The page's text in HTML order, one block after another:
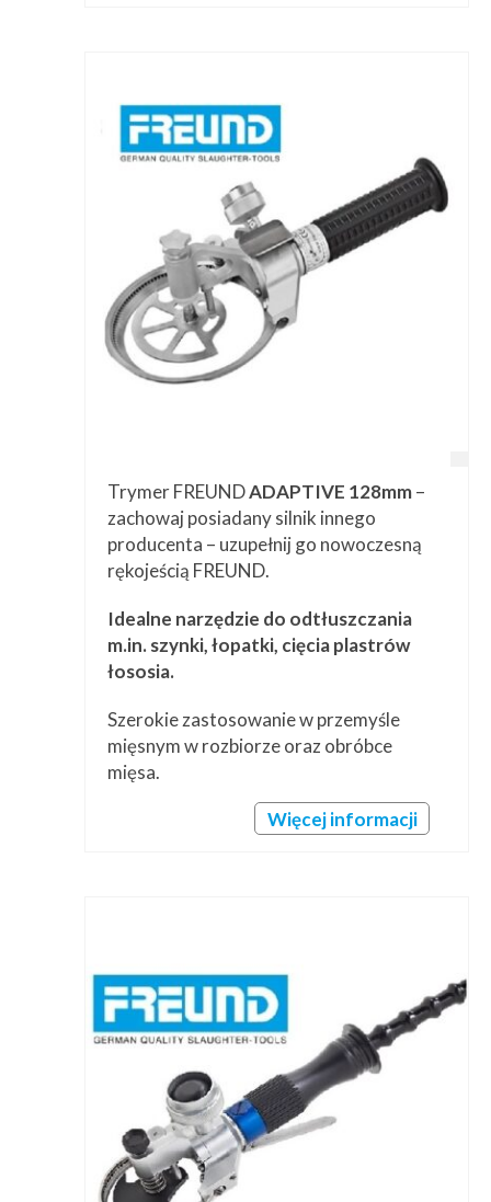
Trymer FREUNDADAPTIVE 128mm–
zachowaj posiadany silnik innego
producenta – uzupełnij go nowoczesną
rękojeścią FREUND.
Idealne narzędzie do odtłuszczania
m.in. szynki, łopatki, cięcia plastrów
łososia.
Szerokie zastosowanie w przemyśle
mięsnym w rozbiorze oraz obróbce
mięsa.
Więcej informacji